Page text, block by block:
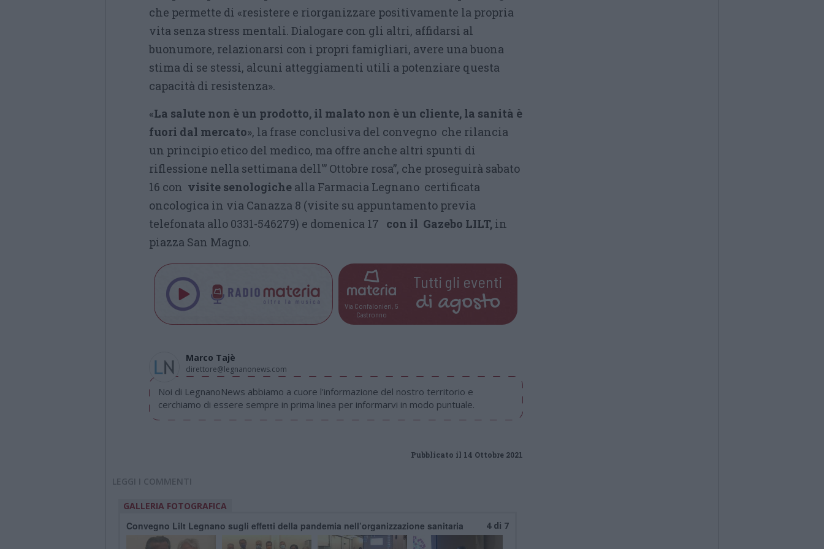
che permette di «resistere e riorganizzare positivamente la propria
vita senza stress mentali. Dialogare con gli altri, affidarsi al
buonumore, relazionarsi con i propri famigliari, avere una buona
stima di se stessi, alcuni atteggiamenti utili a potenziare questa
capacità di resistenza».
«La salute non è un prodotto, il malato non è un cliente, la sanità è
fuori dal mercato», la frase conclusiva del convegno che rilancia
un principio etico del medico, ma offre anche altri spunti di
riflessione nella settimana dell'” Ottobre rosa”, che proseguirà sabato
16 con visite senologiche alla Farmacia Legnano certificata
oncologica in via Canazza 8 (visite su appuntamento previa
telefonata allo 0331-546279) e domenica 17 con il Gazebo LILT, in
piazza San Magno.
Via Confalonieri, 5
Castronno
Tutti gli eventi
di agosto
Marco Tajè
direttore@legnanonews.com
Noi di LegnanoNews abbiamo a cuore l'informazione del nostro territorio e
cerchiamo di essere sempre in prima linea per informarvi in modo puntuale.
Pubblicato il 14 Ottobre 2021
LEGGI I COMMENTI
GALLERIA FOTOGRAFICA
Convegno Lilt Legnano sugli effetti della pandemia nell’organizzazione sanitaria 4 di 7